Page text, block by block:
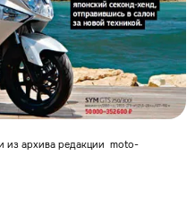
из архива редакции moto-